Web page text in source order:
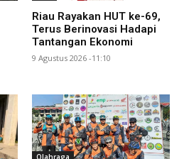
Riau Rayakan HUT ke-69,
Terus Berinovasi Hadapi
Tantangan Ekonomi
9 Agustus 2026 -11:10
Olahraga